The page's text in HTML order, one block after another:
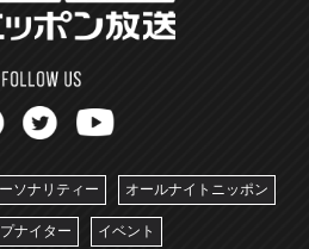
ソナリティー オールナイトニッポン
ナイター イベント